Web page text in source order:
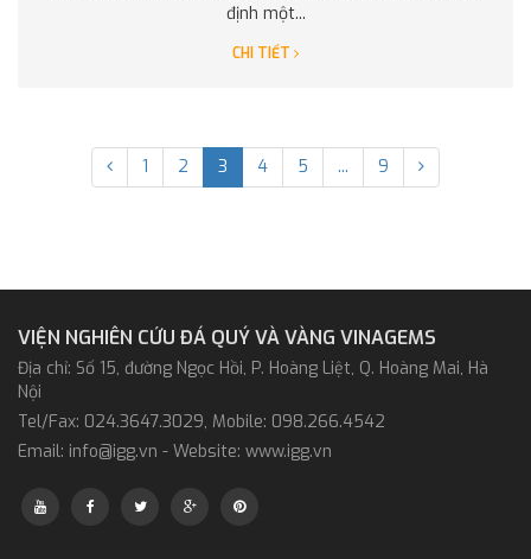
định một...
CHI TIẾT
1 2 3 4 5 ... 9
VIỆN NGHIÊN CỨU ĐÁ QUÝ VÀ VÀNG VINAGEMS
Địa chỉ: Số 15, đường Ngọc Hồi, P. Hoàng Liệt, Q. Hoàng Mai, Hà
Nội
Tel/Fax: 024.3647.3029, Mobile: 098.266.4542
Email: info@igg.vn - Website: www.igg.vn